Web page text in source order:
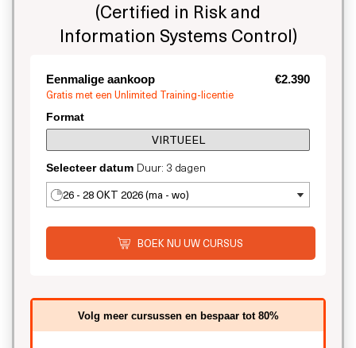
(Certified in Risk and
Information Systems Control)
Eenmalige aankoop €2.390
Gratis met een Unlimited Training-licentie
Format
VIRTUEEL
Selecteer datum Duur: 3 dagen
26 - 28 OKT 2026 (ma - wo)
BOEK NU UW CURSUS
Volg meer cursussen en bespaar tot 80%